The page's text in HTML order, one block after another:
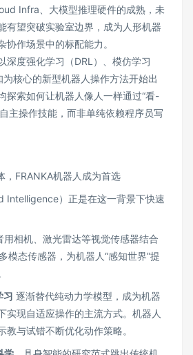
Infra、大模型推理硬件的成熟，未
有望突破实验室边界，成为人形机器
协作场景中的标配能力。
深度强化学习（DRL）、模仿学习
为核心的新型机器人操作方法开始出
探索如何让机器人像人一样通过“看-
主操作技能，而非单纯依赖程序员写
，FRANKA机器人成为首选
Intelligence）正是在这一背景下快速
用相机、激光雷达等视觉传感器结合
模态传感器，为机器人“感知世界”提
习 逐渐替代纯动力学模型，成为机器
实现自适应操作的主流方式。机器人
教与试错不断优化动作策略。